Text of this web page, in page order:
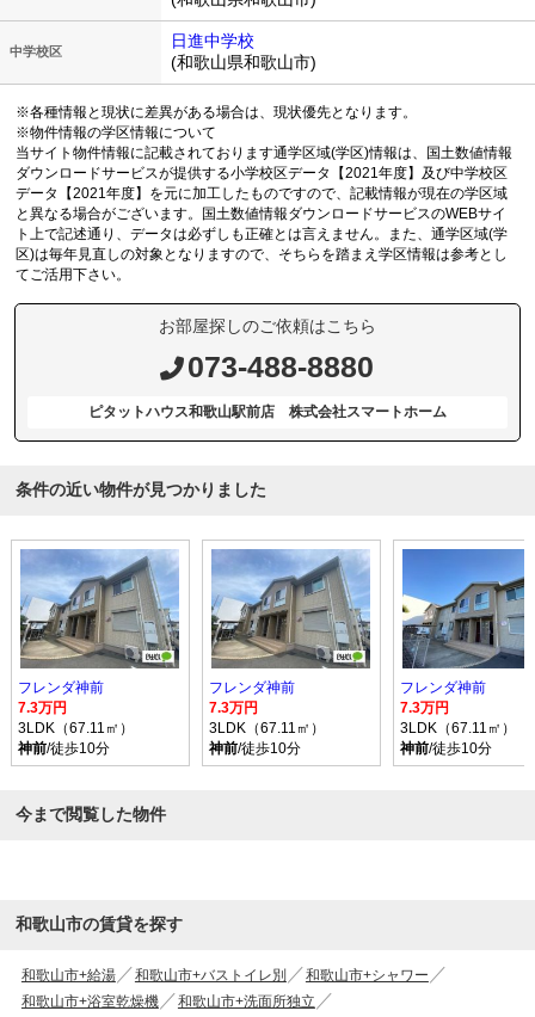
中学校区
日進中学校
(和歌山県和歌山市)
※各種情報と現状に差異がある場合は、現状優先となります。
※物件情報の学区情報について
当サイト物件情報に記載されております通学区域(学区)情報は、国土数値情報
ダウンロードサービスが提供する小学校区データ【2021年度】及び中学校区
データ【2021年度】を元に加工したものですので、記載情報が現在の学区域
と異なる場合がございます。国土数値情報ダウンロードサービスのWEBサイ
ト上で記述通り、データは必ずしも正確とは言えません。また、通学区域(学
区)は毎年見直しの対象となりますので、そちらを踏まえ学区情報は参考とし
てご活用下さい。
お部屋探しのご依頼はこちら
073-488-8880
ピタットハウス和歌山駅前店 株式会社スマートホーム
条件の近い物件が見つかりました
フレンダ神前
7.3万円
3LDK（67.11㎡）
神前/徒歩10分
フレンダ神前
7.3万円
3LDK（67.11㎡）
神前/徒歩10分
フレンダ神前
7.3万円
3LDK（67.11㎡）
神前/徒歩10分
今まで閲覧した物件
和歌山市の賃貸を探す
和歌山市+給湯 和歌山市+バストイレ別
和歌山市+シャワー
和歌山市+浴室乾燥機
和歌山市+洗面所独立